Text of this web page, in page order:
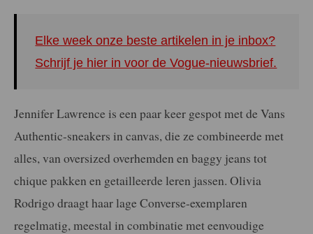
Elke week onze beste artikelen in je inbox?
Schrijf je hier in voor de Vogue-nieuwsbrief.
Jennifer Lawrence is een paar keer gespot met de Vans
Authentic-sneakers in canvas, die ze combineerde met
alles, van oversized overhemden en baggy jeans tot
chique pakken en getailleerde leren jassen. Olivia
Rodrigo draagt haar lage Converse-exemplaren
regelmatig, meestal in combinatie met eenvoudige